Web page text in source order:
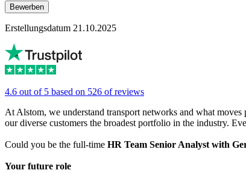
Bewerben
Erstellungsdatum 21.10.2025
4.6 out of 5 based on 526 of reviews
At Alstom, we understand transport networks and what
our diverse customers the broadest portfolio in the industry.
Could you be the full-time HR Team Senior Analyst with
Your future role